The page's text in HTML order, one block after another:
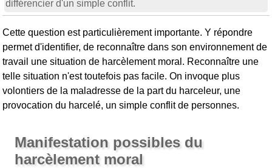
différencier d'un simple conflit.
Cette question est particulièrement importante. Y répondre
permet d'identifier, de reconnaître dans son environnement de
travail une situation de harcèlement moral. Reconnaître une
telle situation n'est toutefois pas facile. On invoque plus
volontiers de la maladresse de la part du harceleur, une
provocation du harcelé, un simple conflit de personnes.
Manifestation possibles du
harcèlement moral